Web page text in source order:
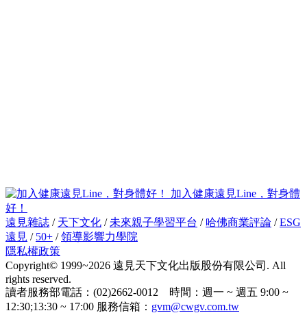
加入健康遠見Line，對身體
好！
遠見雜誌 / 天下文化 / 未來親子學習平台 / 哈佛商業評論 /ESG
遠見 / 50+ /領導影響力學院
隱私權政策
Copyright© 1999~2026 遠見天下文化出版股份有限公司. All
rights reserved.
讀者服務部電話：(02)2662-0012 時間：週一 ~ 週五 9:00 ~
12:30;13:30 ~ 17:00 服務信箱： gvm@cwgv.com.tw